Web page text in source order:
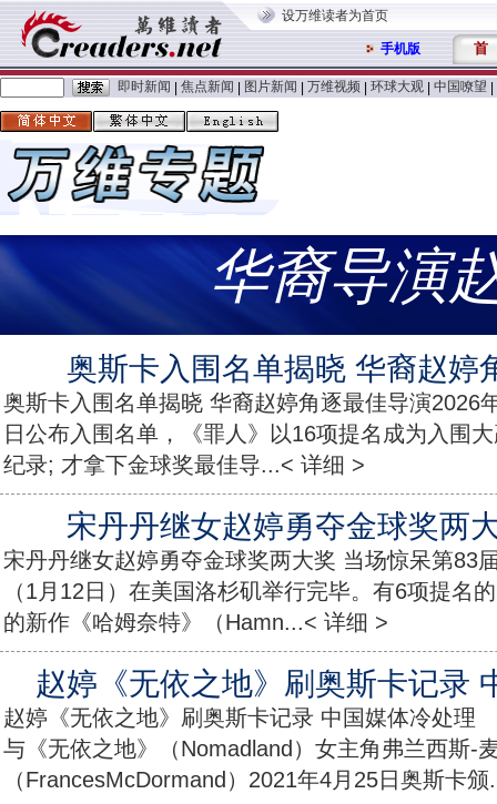
设万维读者为首页
手机版 首
即时新闻 焦点新闻 图片新闻 万维视频 环球大观 中国嘹望
华裔导演
奥斯卡入围名单揭晓 华裔赵婷
奥斯卡入围名单揭晓 华裔赵婷角逐最佳导演2026
日公布入围名单，《罪人》以16项提名成为入围
纪录; 才拿下金球奖最佳导...< 详细 >
宋丹丹继女赵婷勇夺金球奖两
宋丹丹继女赵婷勇夺金球奖两大奖 当场惊呆第83
（1月12日）在美国洛杉矶举行完毕。有6项提名
的新作《哈姆奈特》（Hamn...< 详细 >
赵婷《无依之地》刷奥斯卡记录
赵婷《无依之地》刷奥斯卡记录 中国媒体冷处
与《无依之地》（Nomadland）女主角弗兰西斯-
（FrancesMcDormand）2021年4月25日奥斯卡